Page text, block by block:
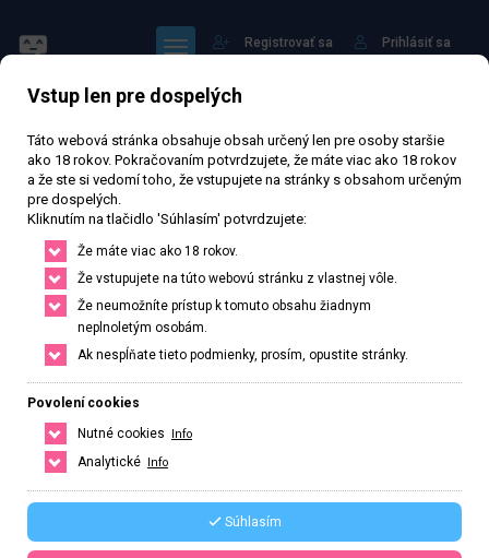
Prihlásiť sa
Registrovať sa
Nella
57 522 zhlédnutí Ověřený inzerát Aktivní 210 dní
38 rokov Veľkosť D Slovenská
Tomášikova, 30, Bratislava, Bratislavský kraj, Slovenská republika
+421 949378255
Řekněte že voláte z webu www.privatzone.com
Vstup len pre dospelých
Táto webová stránka obsahuje obsah určený len pre osoby staršie
ako 18 rokov. Pokračovaním potvrdzujete, že máte viac ako 18 rokov
a že ste si vedomí toho, že vstupujete na stránky s obsahom určeným
pre dospelých.
Kliknutím na tlačidlo 'Súhlasím' potvrdzujete:
Že máte viac ako 18 rokov.
Že vstupujete na túto webovú stránku z vlastnej vôle.
Že neumožníte prístup k tomuto obsahu žiadnym
neplnoletým osobám.
Ak nespĺňate tieto podmienky, prosím, opustite stránky.
Povolení cookies
Nutné cookies
Info
Analytické Info
Súhlasím